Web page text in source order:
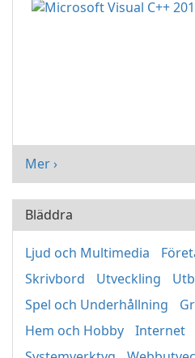
Mer ›
Bläddra
Ljud och Multimedia
Skrivbord
Utveckling
Spel och Underhållning
Hem och Hobby
Internet